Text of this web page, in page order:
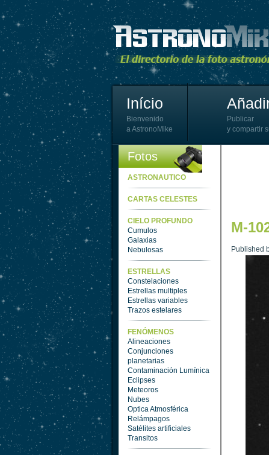
Início
Bienvenido
a AstronoMike
Publicar
y compartir
Fotos
ASTRONAUTICO
CARTAS CELESTES
CIELO PROFUNDO
Cumulos
Galaxias
Nebulosas
ESTRELLAS
Constelaciones
Estrellas multiples
Estrellas variables
Trazos estelares
FENÓMENOS
Alineaciones
Conjunciones
planetarias
Contaminación Lumínica
Eclipses
Meteoros
Nubes
Optica Atmosférica
Relámpagos
Satélites artificiales
Transitos
M-
Published